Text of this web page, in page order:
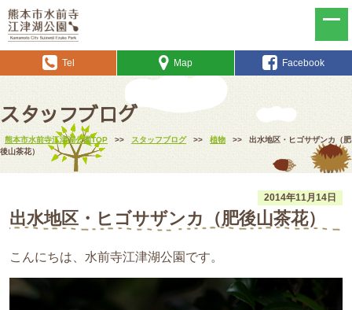
Tel Map Facebook
スタッフブログ
熊本市水前寺江津湖公園TOP >> スタッフブログ >> 植物 >>
出水地区・ヒゴサザンカ（肥
後山茶花）
2014年11月14日
出水地区・ヒゴサザンカ（肥後山茶花）
こんにちは、水前寺江津湖公園です。